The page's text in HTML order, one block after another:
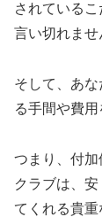
されている
言い切れませ
そして、あ
る手間や費
つまり、付
クラブは、
てくれる貴重